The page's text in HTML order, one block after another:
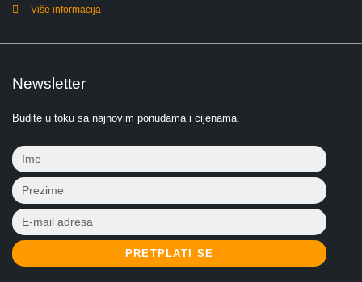
Više informacija
Newsletter
Budite u toku sa najnovim ponudama i cijenama.
PRETPLATI SE